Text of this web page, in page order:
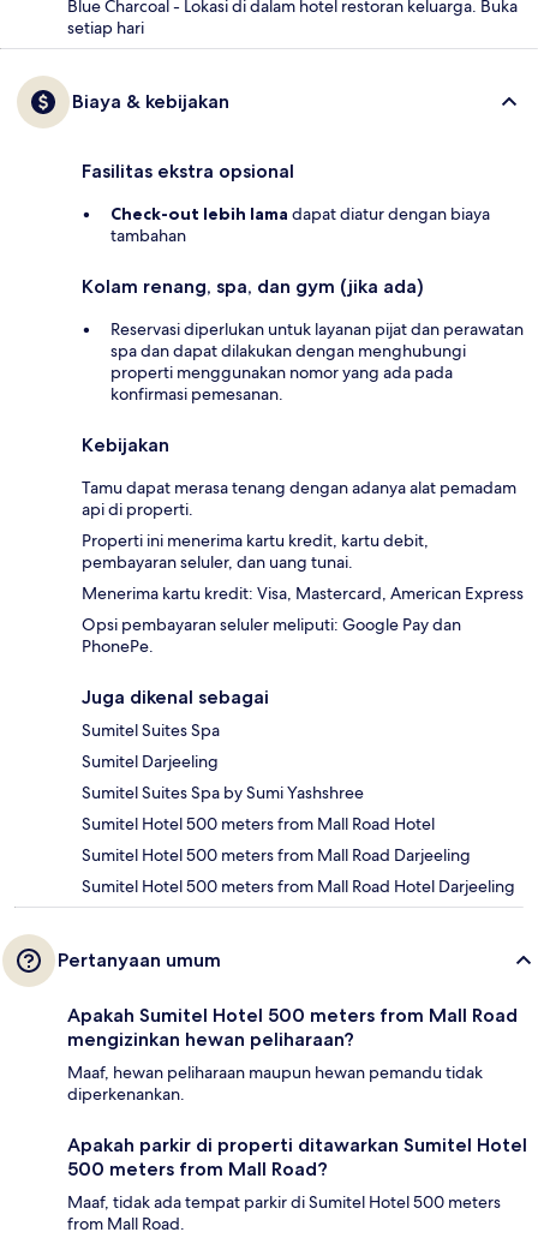
Blue Charcoal - Lokasi di dalam hotel restoran keluarga. Buka
setiap hari
Biaya & kebijakan
Fasilitas ekstra opsional
Check-out lebih lama dapat diatur dengan biaya
tambahan
Kolam renang, spa, dan gym (jika ada)
Reservasi diperlukan untuk layanan pijat dan perawatan
spa dan dapat dilakukan dengan menghubungi
properti menggunakan nomor yang ada pada
konfirmasi pemesanan.
Kebijakan
Tamu dapat merasa tenang dengan adanya alat pemadam
api di properti.
Properti ini menerima kartu kredit, kartu debit,
pembayaran seluler, dan uang tunai.
Menerima kartu kredit: Visa, Mastercard, American Express
Opsi pembayaran seluler meliputi: Google Pay dan
PhonePe.
Juga dikenal sebagai
Sumitel Suites Spa
Sumitel Darjeeling
Sumitel Suites Spa by Sumi Yashshree
Sumitel Hotel 500 meters from Mall Road Hotel
Sumitel Hotel 500 meters from Mall Road Darjeeling
Sumitel Hotel 500 meters from Mall Road Hotel Darjeeling
Pertanyaan umum
Apakah Sumitel Hotel 500 meters from Mall Road
mengizinkan hewan peliharaan?
Maaf, hewan peliharaan maupun hewan pemandu tidak
diperkenankan.
Apakah parkir di properti ditawarkan Sumitel Hotel
500 meters from Mall Road?
Maaf, tidak ada tempat parkir di Sumitel Hotel 500 meters
from Mall Road.